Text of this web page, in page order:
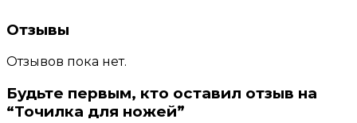
Отзывы
Отзывов пока нет.
Будьте первым, кто оставил отзыв на
“Точилка для ножей”